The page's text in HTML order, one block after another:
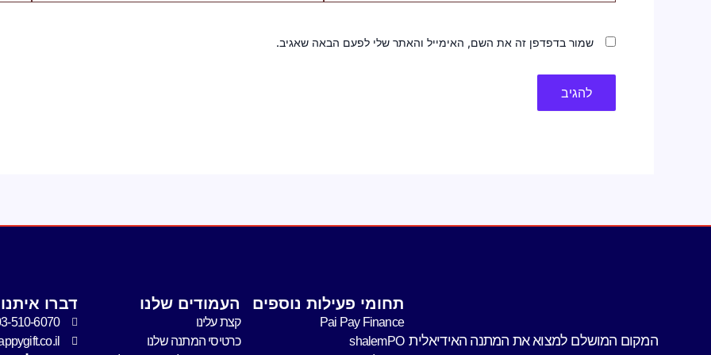
שמור בדפדפן זה את השם, האימייל והאתר שלי לפעם הבאה שאגיב.
המקום המושלם למצוא את המתנה האידיאלית
תחומי פעילות נוספים
Pai Pay Finance
shalemPO
העמודים שלנו
קצת עלינו
כרטיסי המתנה שלנו
דברו איתנו
510-6070